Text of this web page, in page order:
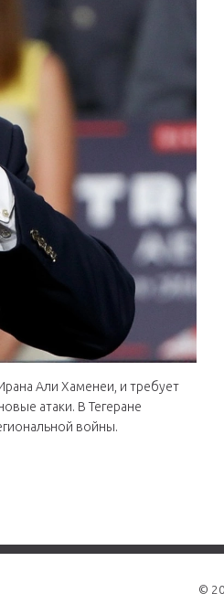
Али Хаменеи, и требует
атаки. В Тегеране
войны.
©